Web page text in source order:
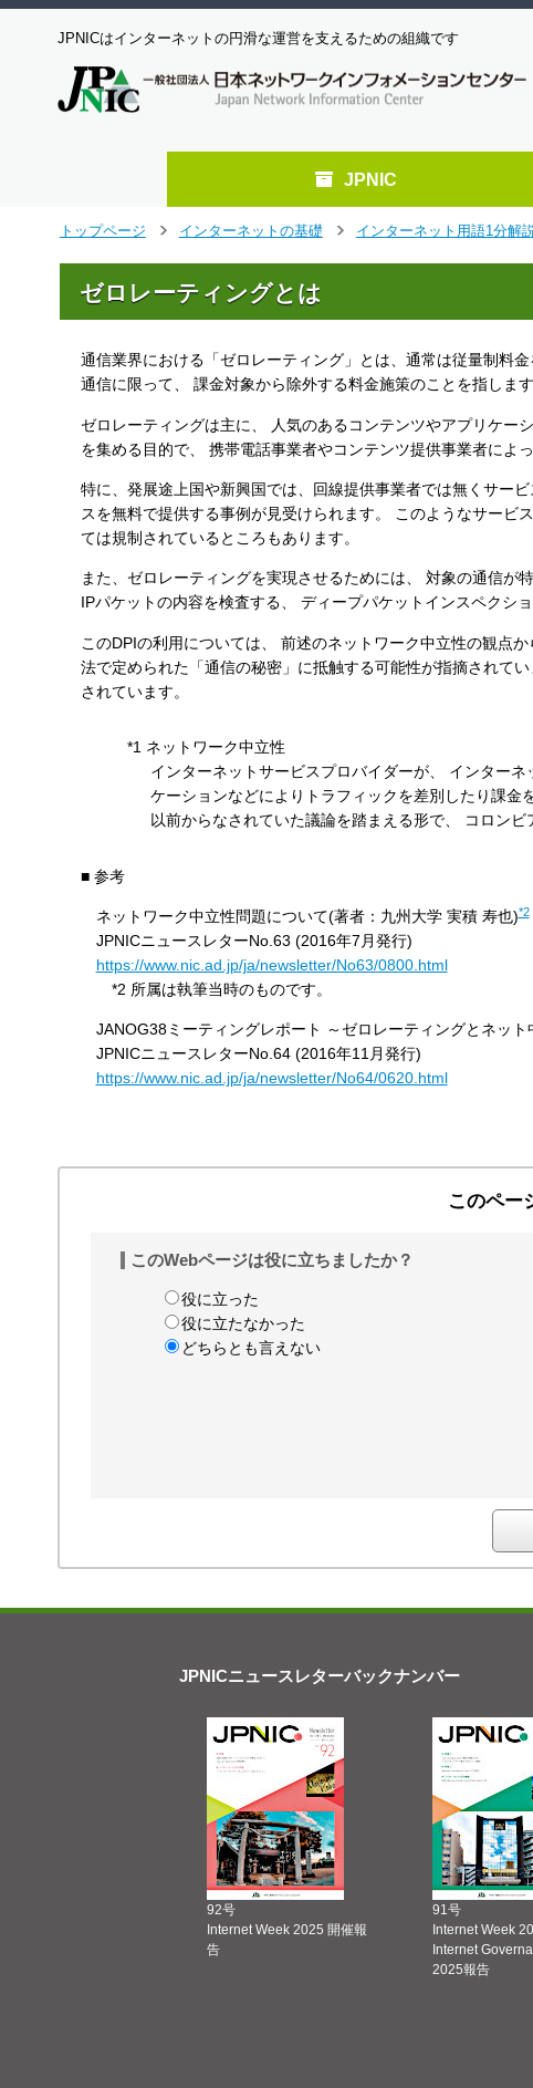
JPNICはインターネットの円滑な運営を支えるための組織です
JPNIC
トップページ
インターネットの基礎
インターネット用語1分解
ゼロレーティングとは
通信業界における「ゼロレーティング」とは、通常は従量制料
通信に限って、 課金対象から除外する料金施策のことを指します
ゼロレーティングは主に、 人気のあるコンテンツやアプリケー
を集める目的で、 携帯電話事業者やコンテンツ提供事業者によ
特に、発展途上国や新興国では、回線提供事業者では無くサー
スを無料で提供する事例が見受けられます。 このようなサービ
ては規制されているところもあります。
また、ゼロレーティングを実現させるためには、 対象の通信が
IPパケットの内容を検査する、 ディープパケットインスペクシ
このDPIの利用については、 前述のネットワーク中立性の観点
法で定められた「通信の秘密」に抵触する可能性が指摘されて
されています。
*1 ネットワーク中立性
インターネットサービスプロバイダーが、 インター
ケーションなどによりトラフィックを差別したり課
以前からなされていた議論を踏まえる形で、 コロンビ
■ 参考
ネットワーク中立性問題について(著者：九州大学 実積 寿也)*2
JPNICニュースレターNo.63 (2016年7月発行)
https://www.nic.ad.jp/ja/newsletter/No63/0800.html
*2 所属は執筆当時のものです。
JANOG38ミーティングレポート ～ゼロレーティングとネッ
JPNICニュースレターNo.64 (2016年11月発行)
https://www.nic.ad.jp/ja/newsletter/No64/0620.html
このペー
このWebページは役に立ちましたか？
役に立った
役に立たなかった
どちらとも言えない
JPNICニュースレターバックナンバー
92号
Internet Week 2025 開催報
告
91号
Internet Week
Internet
2025報告